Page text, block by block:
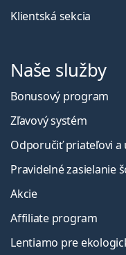
Klientská sekcia
Naše služby
Bonusový program
Zľavový systém
Odporučiť priateľovi a
Pravidelné zasielanie
Akcie
Affiliate program
Lentiamo pre